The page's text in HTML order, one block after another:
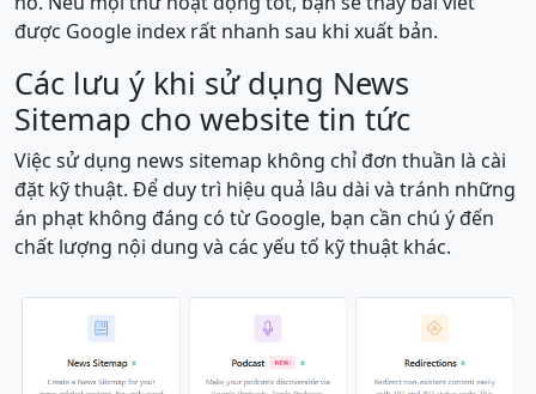
được Google index rất nhanh sau khi xuất bản.
Các lưu ý khi sử dụng News
Sitemap cho website tin tức
Việc sử dụng news sitemap không chỉ đơn thuần là cài
đặt kỹ thuật. Để duy trì hiệu quả lâu dài và tránh những
án phạt không đáng có từ Google, bạn cần chú ý đến
chất lượng nội dung và các yếu tố kỹ thuật khác.